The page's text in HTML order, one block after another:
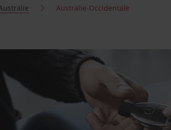
Australie-Occidentale